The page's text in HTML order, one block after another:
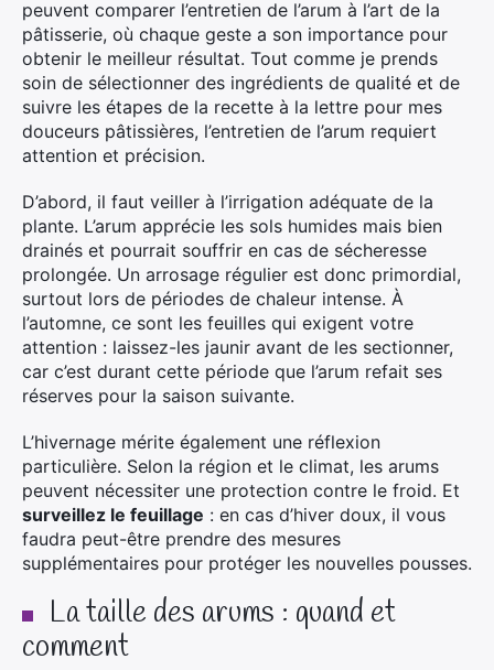
peuvent comparer l’entretien de l’arum à l’art de la
pâtisserie, où chaque geste a son importance pour
obtenir le meilleur résultat. Tout comme je prends
soin de sélectionner des ingrédients de qualité et de
suivre les étapes de la recette à la lettre pour mes
douceurs pâtissières, l’entretien de l’arum requiert
attention et précision.
D’abord, il faut veiller à l’irrigation adéquate de la
plante. L’arum apprécie les sols humides mais bien
drainés et pourrait souffrir en cas de sécheresse
prolongée. Un arrosage régulier est donc primordial,
surtout lors de périodes de chaleur intense. À
l’automne, ce sont les feuilles qui exigent votre
attention : laissez-les jaunir avant de les sectionner,
car c’est durant cette période que l’arum refait ses
réserves pour la saison suivante.
L’hivernage mérite également une réflexion
particulière. Selon la région et le climat, les arums
peuvent nécessiter une protection contre le froid. Et
surveillez le feuillage : en cas d’hiver doux, il vous
faudra peut-être prendre des mesures
supplémentaires pour protéger les nouvelles pousses.
La taille des arums : quand et
comment